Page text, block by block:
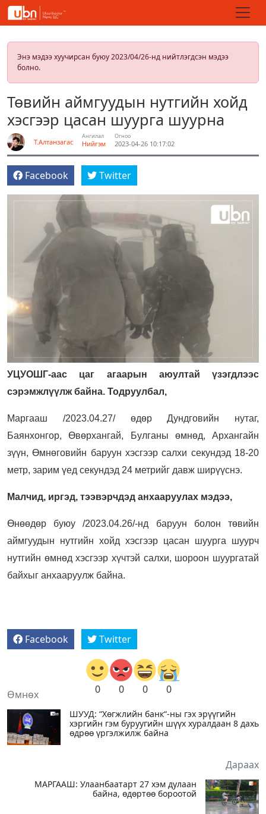
Энэ мэдээ хуучирсан буюу 2023/04/26-нд нийтлэгдсэн мэдээ
болно.
Төвийн аймгуудын нутгийн хойд
хэсгээр цасан шуурга шуурна
Т.Алтанзагас
Ангилал
Нийгэм
Огноо
2023-04-26 10:17:02
Facebook Twitter
УЦУОШГ-аас цаг агаарын аюултай үзэгдлээс
сэрэмжлүүлж байна. Тодруулбал,
Маргааш /2023.04.27/ өдөр Дундговийн нутаг,
Баянхонгор, Өвөрхангай, Булганы өмнөд, Архангайн
зүүн, Өмнөговийн баруун хэсгээр салхи секундэд 18-20
метр, зарим үед секундэд 24 метрийг давж ширүүснэ.
Малчид, иргэд, тээвэрчдэд анхааруулах мэдээ,
Өнөөдөр буюу /2023.04.26/-нд баруун болон төвийн
аймгуудын нутгийн хойд хэсгээр цасан шуурга шуурч
нутгийн өмнөд хэсгээр хүчтэй салхи, шороон шуургатай
байхыг анхааруулж байна.
Facebook Twitter
0 0 0 0
Өмнөх
ШУУД: “Хөгжлийн банк“-ны гэх эрүүгийн
хэргийн гэм буруугийн шүүх хуралдаан 8 дахь
өдрөө үргэлжилж байна
Дараах
МАРГААШ: Улаанбаатарт 27 хэм дулаан
байна, өдөртөө бороотой